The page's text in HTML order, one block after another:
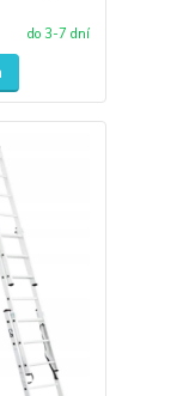
do 3-7 dní